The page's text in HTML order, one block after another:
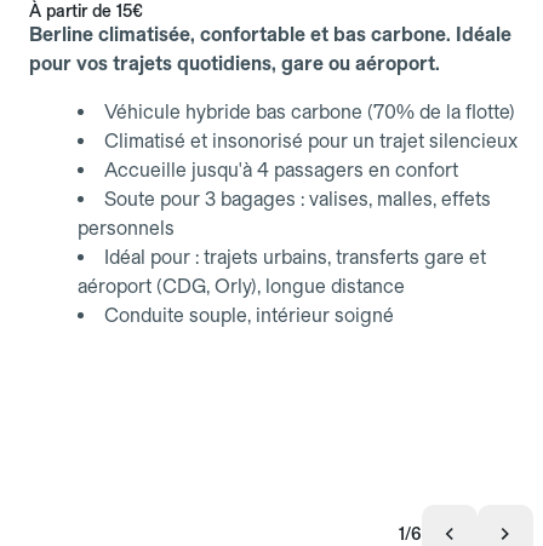
À partir de 15€
Berline climatisée, confortable et bas carbone. Idéale
pour vos trajets quotidiens, gare ou aéroport.
Véhicule hybride bas carbone (70% de la flotte)
Climatisé et insonorisé pour un trajet silencieux
Accueille jusqu'à 4 passagers en confort
Soute pour 3 bagages : valises, malles, effets
personnels
Idéal pour : trajets urbains, transferts gare et
aéroport (CDG, Orly), longue distance
Conduite souple, intérieur soigné
1/6